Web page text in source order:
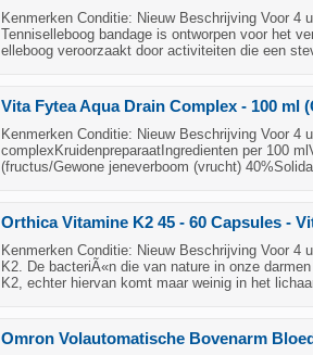
Kenmerken Conditie: Nieuw Beschrijving Voor 4
Tenniselleboog bandage is ontworpen voor het
elleboog veroorzaakt door activiteiten die een
Vita Fytea Aqua Drain Complex - 100 ml
Kenmerken Conditie: Nieuw Beschrijving Voor 4
complexKruidenpreparaatIngredienten per 100
(fructus/Gewone jeneverboom (vrucht)
Orthica Vitamine K2 45 - 60 Capsules -
Kenmerken Conditie: Nieuw Beschrijving Voor
K2. De bacteriÃ«n die van nature in onze
K2, echter hiervan komt maar weinig in het
Omron Volautomatische Bovenarm